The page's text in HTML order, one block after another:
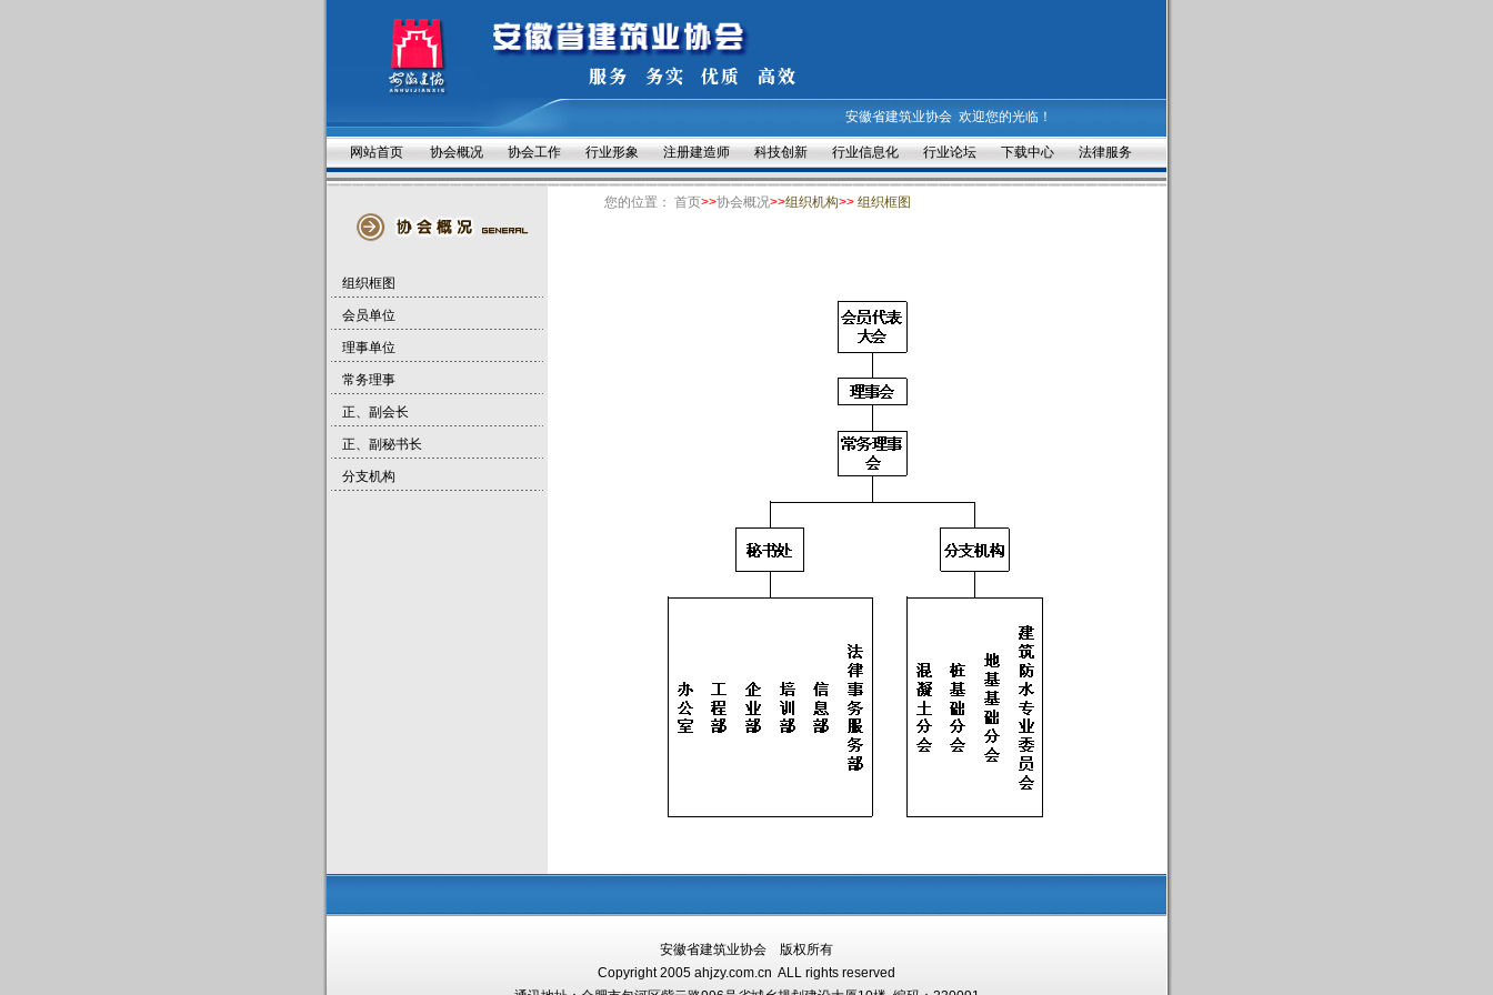
安徽省建筑业协会 欢迎您的光临！
网站首页 协会概况 协会工作 行业形象 注册建造师 科技创新 行业信息化 行业论坛 下载中心 法律服务
组织框图
会员单位
理事单位
常务理事
正、副会长
正、副秘书长
分支机构
您的位置： 首页>>协会概况>>组织机构>> 组织框图
安徽省建筑业协会 版权所有
Copyright 2005 ahjzy.com.cn ALL rights reserved